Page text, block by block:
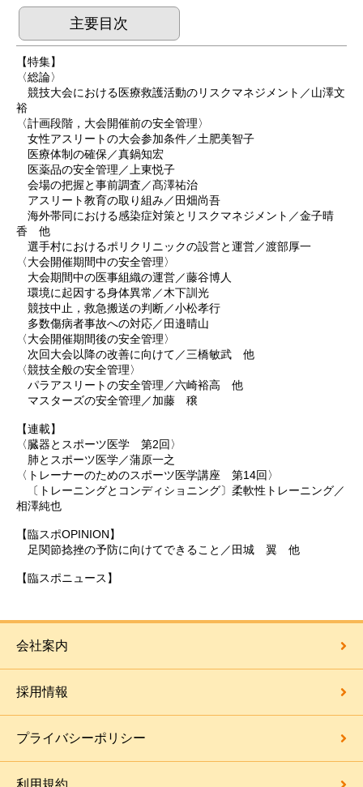
主要目次
【特集】
〈総論〉
競技大会における医療救護活動のリスクマネジメント／山澤文
裕
〈計画段階，大会開催前の安全管理〉
女性アスリートの大会参加条件／土肥美智子
医療体制の確保／真鍋知宏
医薬品の安全管理／上東悦子
会場の把握と事前調査／髙澤祐治
アスリート教育の取り組み／田畑尚吾
海外帯同における感染症対策とリスクマネジメント／金子晴
香 他
選手村におけるポリクリニックの設営と運営／渡部厚一
〈大会開催期間中の安全管理〉
大会期間中の医事組織の運営／藤谷博人
環境に起因する身体異常／木下訓光
競技中止，救急搬送の判断／小松孝行
多数傷病者事故への対応／田邉晴山
〈大会開催期間後の安全管理〉
次回大会以降の改善に向けて／三橋敏武 他
〈競技全般の安全管理〉
パラアスリートの安全管理／六崎裕高 他
マスターズの安全管理／加藤 穣
【連載】
〈臓器とスポーツ医学 第2回〉
肺とスポーツ医学／蒲原一之
〈トレーナーのためのスポーツ医学講座 第14回〉
〔トレーニングとコンディショニング〕柔軟性トレーニング／
相澤純也
【臨スポOPINION】
足関節捻挫の予防に向けてできること／田城 翼 他
【臨スポニュース】
会社案内
採用情報
プライバシーポリシー
利用規約